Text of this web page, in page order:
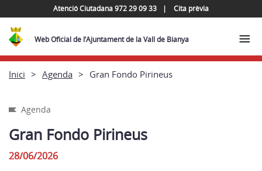
Atenció Ciutadana 972 29 09 33 Cita prèvia
Web Oficial de l’Ajuntament de la Vall de Bianya
Inici Agenda Gran Fondo Pirineus
Agenda
Gran Fondo Pirineus
28/06/2026